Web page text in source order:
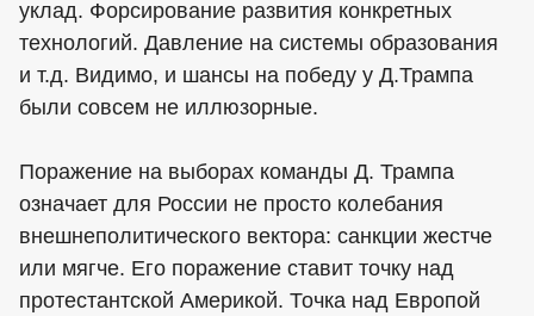
уклад. Форсирование развития конкретных
технологий. Давление на системы образования
и т.д. Видимо, и шансы на победу у Д.Трампа
были совсем не иллюзорные.
Поражение на выборах команды Д. Трампа
означает для России не просто колебания
внешнеполитического вектора: санкции жестче
или мягче. Его поражение ставит точку над
протестантской Америкой. Точка над Европой